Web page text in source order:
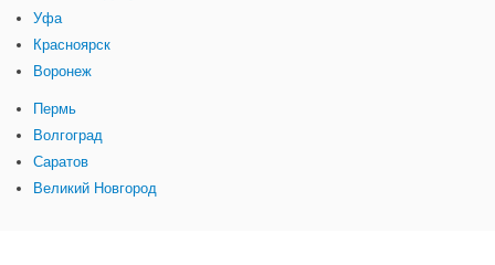
Уфа
Красноярск
Воронеж
Пермь
Волгоград
Саратов
Великий Новгород